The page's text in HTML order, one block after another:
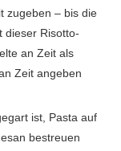
zugeben – bis die
dieser Risotto-
an Zeit als
Zeit angeben
bestreuen